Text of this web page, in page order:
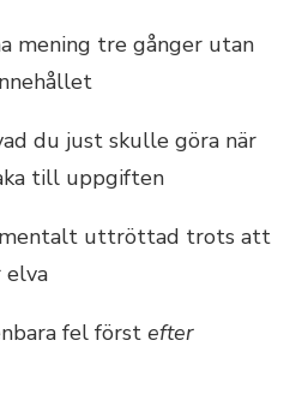
mening tre gånger utan
du just skulle göra när
till uppgiften
mentalt uttröttad trots att
elva
fel först efter